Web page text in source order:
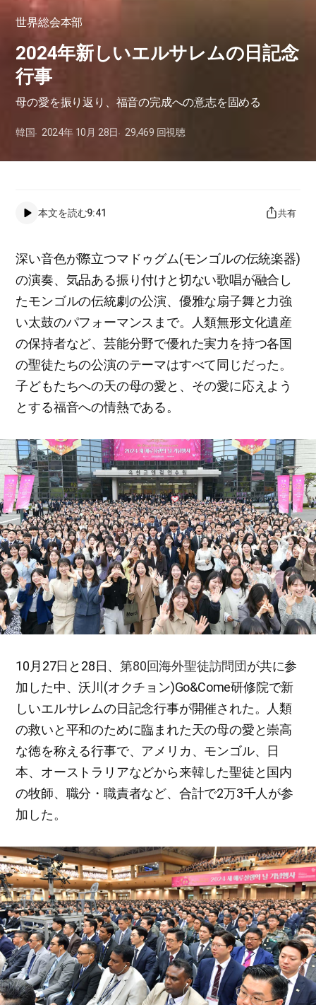
世界総会本部
2024年新しいエルサレムの日記念
行事
母の愛を振り返り、福音の完成への意志を固める
韓国 2024年 10月 28日 29,469 回視聴
本文を読む9:41 共有
深い音色が際立つマドゥグム(モンゴルの伝統楽器)
の演奏、気品ある振り付けと切ない歌唱が融合し
たモンゴルの伝統劇の公演、優雅な扇子舞と力強
い太鼓のパフォーマンスまで。人類無形文化遺産
の保持者など、芸能分野で優れた実力を持つ各国
の聖徒たちの公演のテーマはすべて同じだった。
子どもたちへの天の母の愛と、その愛に応えよう
とする福音への情熱である。
10月27日と28日、第80回海外聖徒訪問団が共に参
加した中、沃川(オクチョン)Go&Come研修院で新
しいエルサレムの日記念行事が開催された。人類
の救いと平和のために臨まれた天の母の愛と崇高
な徳を称える行事で、アメリカ、モンゴル、日
本、オーストラリアなどから来韓した聖徒と国内
の牧師、職分・職責者など、合計で2万3千人が参
加した。